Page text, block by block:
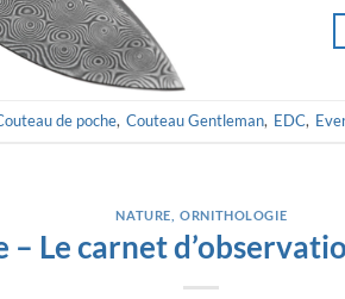
de poche, Couteau Gentleman, EDC,
NATURE ORNITHOLOGIE
– Le carnet